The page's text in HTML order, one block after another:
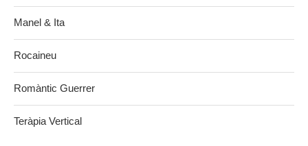
Manel & Ita
Rocaineu
Romàntic Guerrer
Teràpia Vertical